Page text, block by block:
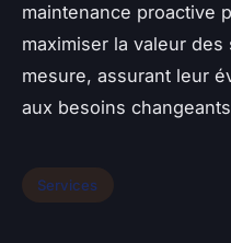
maintenance proactive
maximiser la valeur
mesure, assurant leur
aux besoins
Services